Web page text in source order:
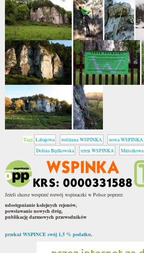
Tagi Łabajowa rodzinna WSPINKA nowa WSPINKA
Dolina Będkowska
teren WSPINKA Mniszkowa
Jeżeli chcesz wesprzeć rozwój wspinaczki w Polsce poprzez:
udostępnianie kolejnych rejonów,
powstawanie nowych dróg,
publikację darmowych przewodników
przekaż WSPINCE swój 1,5 % podatku.